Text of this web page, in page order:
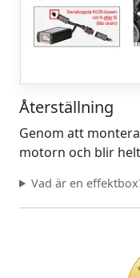
Återställning
Genom att
motorn och blir
Vad är en